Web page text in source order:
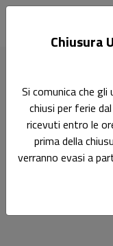
Pisa
quaderni
Chiusura
Si comunica che
chiusi per ferie
ricevuti entro le
prima della
verranno evasi a